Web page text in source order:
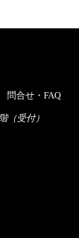
問合せ・FAQ
（受付）